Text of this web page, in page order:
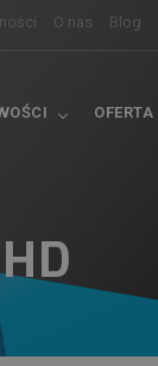
O nas Blog
OFERTA